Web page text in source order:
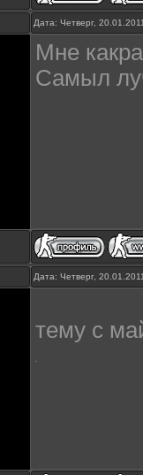
Дата: Четверг,
Мне
Самыл
Дата: Четверг,
тему с